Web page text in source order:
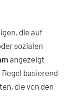
die auf
sozialen
angezeigt
basierend
die von den